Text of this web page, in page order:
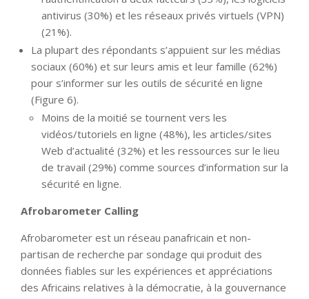
antivirus (30%) et les réseaux privés virtuels (VPN)
(21%).
La plupart des répondants s’appuient sur les médias
sociaux (60%) et sur leurs amis et leur famille (62%)
pour s’informer sur les outils de sécurité en ligne
(Figure 6).
Moins de la moitié se tournent vers les
vidéos/tutoriels en ligne (48%), les articles/sites
Web d’actualité (32%) et les ressources sur le lieu
de travail (29%) comme sources d’information sur la
sécurité en ligne.
Afrobarometer Calling
Afrobarometer est un réseau panafricain et non-
partisan de recherche par sondage qui produit des
données fiables sur les expériences et appréciations
des Africains relatives à la démocratie, à la gouvernance